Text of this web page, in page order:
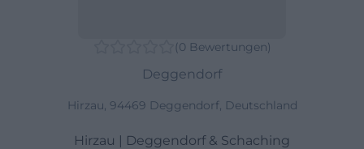
(0 Bewertungen)
Deggendorf
Hirzau, 94469 Deggendorf, Deutschland
Hirzau | Deggendorf & Schaching